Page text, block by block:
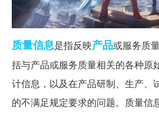
质量信息是指反映产品或服务质
括与产品或服务质量相关的各种原
计信息，以及在产品研制、生产、
的不满足规定要求的问题。质量信